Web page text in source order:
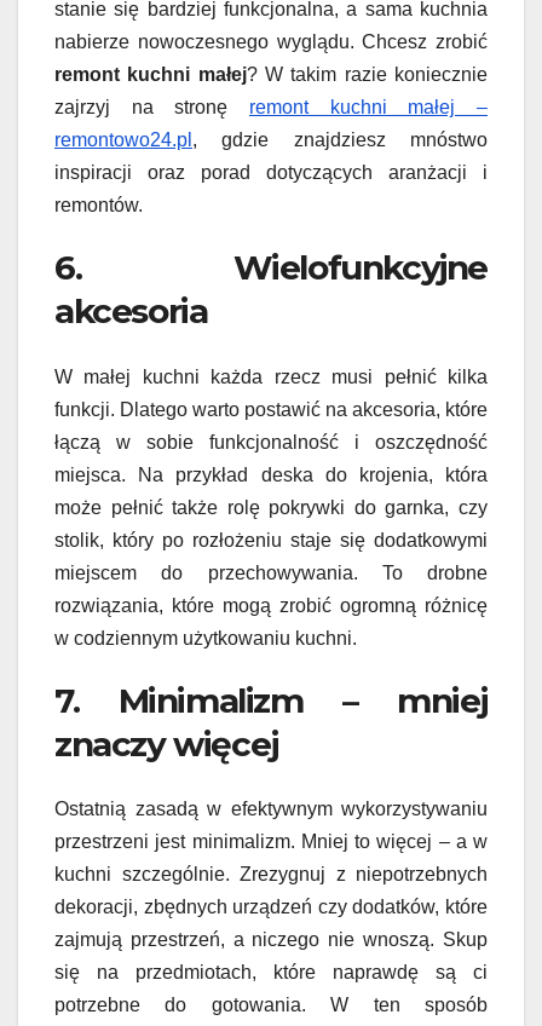
stanie się bardziej funkcjonalna, a sama kuchnia
nabierze nowoczesnego wyglądu. Chcesz zrobić
remont kuchni małej? W takim razie koniecznie
zajrzyj na stronę remont kuchni małej –
remontowo24.pl , gdzie znajdziesz mnóstwo
inspiracji oraz porad dotyczących aranżacji i
remontów.
6. Wielofunkcyjne
akcesoria
W małej kuchni każda rzecz musi pełnić kilka
funkcji. Dlatego warto postawić na akcesoria, które
łączą w sobie funkcjonalność i oszczędność
miejsca. Na przykład deska do krojenia, która
może pełnić także rolę pokrywki do garnka, czy
stolik, który po rozłożeniu staje się dodatkowymi
miejscem do przechowywania. To drobne
rozwiązania, które mogą zrobić ogromną różnicę
w codziennym użytkowaniu kuchni.
7. Minimalizm – mniej
znaczy więcej
Ostatnią zasadą w efektywnym wykorzystywaniu
przestrzeni jest minimalizm. Mniej to więcej – a w
kuchni szczególnie. Zrezygnuj z niepotrzebnych
dekoracji, zbędnych urządzeń czy dodatków, które
zajmują przestrzeń, a niczego nie wnoszą. Skup
się na przedmiotach, które naprawdę są ci
potrzebne do gotowania. W ten sposób